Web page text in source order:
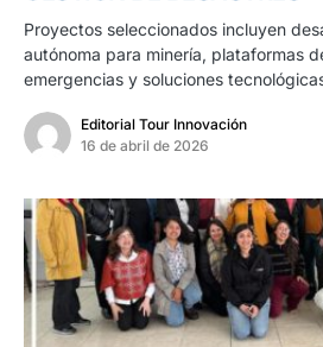
Proyectos seleccionados incluyen
autónoma para minería, plataformas
emergencias y soluciones
Editorial Tour Innovación
16 de abril de 2026